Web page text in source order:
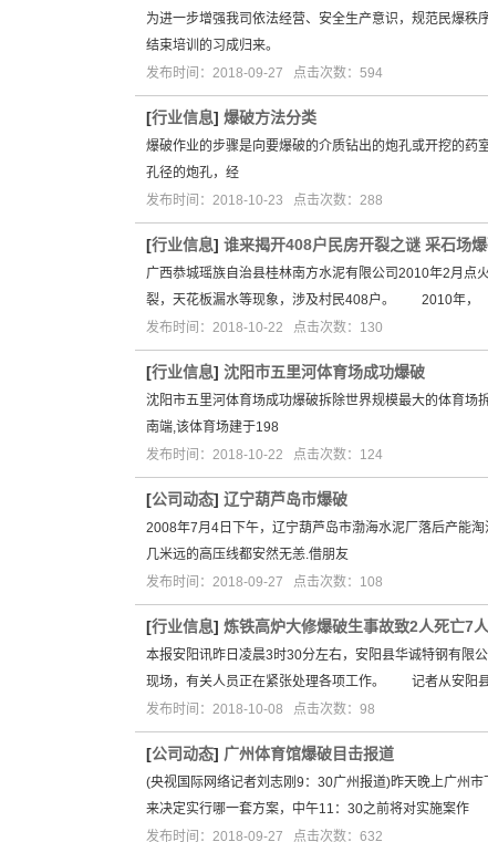
为进一步增强我司依法经营、安全生产意识，规范民爆
结束培训的习成归来。
发布时间：2018-09-27 点击次数：594
[行业信息] 爆破方法分类
爆破作业的步骤是向要爆破的介质钻出的炮孔或开挖的
孔径的炮孔，经
发布时间：2018-10-23 点击次数：288
[行业信息] 谁来揭开408户民房开裂之谜 采石场
广西恭城瑶族自治县桂林南方水泥有限公司2010年2月点
裂，天花板漏水等现象，涉及村民408户。 2010年，
发布时间：2018-10-22 点击次数：130
[行业信息] 沈阳市五里河体育场成功爆破
沈阳市五里河体育场成功爆破拆除世界规模最大的体育
南端,该体育场建于198
发布时间：2018-10-22 点击次数：124
[公司动态] 辽宁葫芦岛市爆破
2008年7月4日下午，辽宁葫芦岛市渤海水泥厂落后产能
几米远的高压线都安然无恙.借朋友
发布时间：2018-09-27 点击次数：108
[行业信息] 炼铁高炉大修爆破生事故致2人死亡7
本报安阳讯昨日凌晨3时30分左右，安阳县华诚特钢有
现场，有关人员正在紧张处理各项工作。 记者从安阳
发布时间：2018-10-08 点击次数：98
[公司动态] 广州体育馆爆破目击报道
(央视国际网络记者刘志刚9：30广州报道)昨天晚上广州
来决定实行哪一套方案，中午11：30之前将对实施案作
发布时间：2018-09-27 点击次数：632